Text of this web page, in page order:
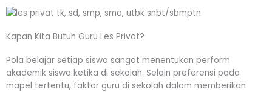
Kapan Kita Butuh Guru Les Privat?
Pola belajar setiap siswa sangat menentukan perform
akademik siswa ketika di sekolah. Selain preferensi pada
mapel tertentu, faktor guru di sekolah dalam memberikan